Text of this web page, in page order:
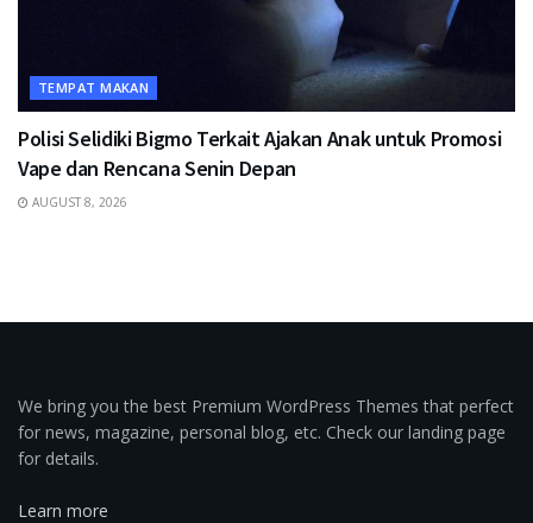
TEMPAT MAKAN
Polisi Selidiki Bigmo Terkait Ajakan Anak untuk Promosi
Vape dan Rencana Senin Depan
AUGUST 8, 2026
We bring you the best Premium WordPress Themes that perfect
for news, magazine, personal blog, etc. Check our landing page
for details.
Learn more